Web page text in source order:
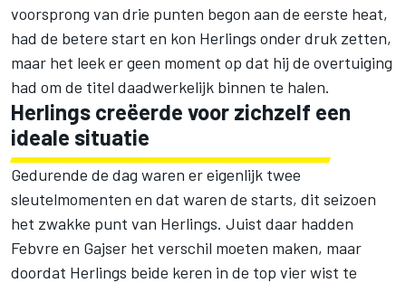
voorsprong van drie punten begon aan de eerste heat,
had de betere start en kon Herlings onder druk zetten,
maar het leek er geen moment op dat hij de overtuiging
had om de titel daadwerkelijk binnen te halen.
Herlings creëerde voor zichzelf een
ideale situatie
Gedurende de dag waren er eigenlijk twee
sleutelmomenten en dat waren de starts, dit seizoen
het zwakke punt van Herlings. Juist daar hadden
Febvre en Gajser het verschil moeten maken, maar
doordat Herlings beide keren in de top vier wist te